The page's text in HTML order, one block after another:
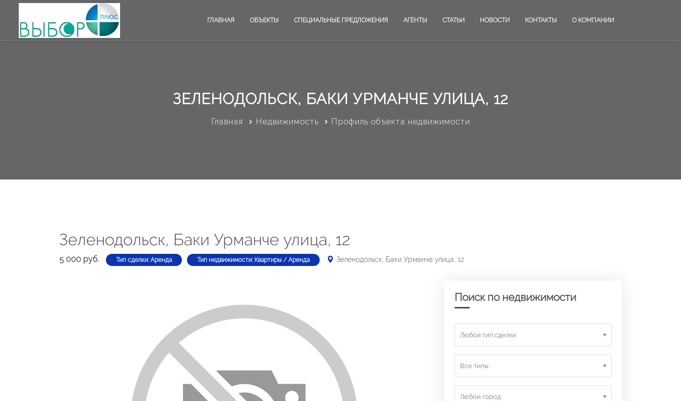
ГЛАВНАЯ ОБЪЕКТЫ СПЕЦИАЛЬНЫЕ ПРЕДЛОЖЕНИЯ АГЕНТЫ СТАТЬИ НОВОСТИ КОНТАКТЫ О КОМПАНИИ
ЗЕЛЕНОДОЛЬСК, БАКИ УРМАНЧЕ УЛИЦА, 12
Главная Недвижимость Профиль объекта недвижимости
Зеленодольск, Баки Урманче улица, 12
5 000 руб. Тип сделки: Аренда Тип недвижимости: Квартиры / Аренда Зеленодольск, Баки Урманче улица, 12
Поиск по недвижимости
Любой тип сделки
Все типы
Любой город